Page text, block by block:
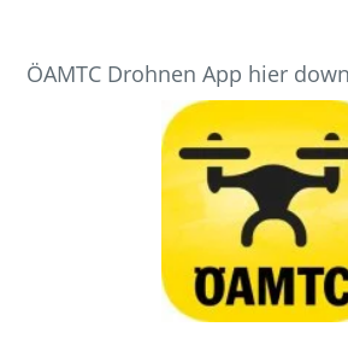
ÖAMTC Drohnen App hier